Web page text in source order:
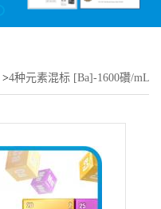
>4种元素混标 [Ba]-1600礸/mL